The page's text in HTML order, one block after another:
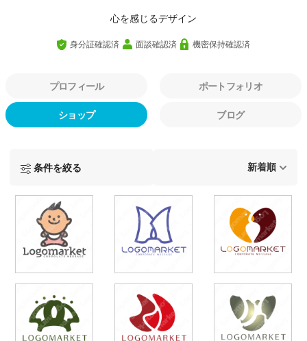
心を感じるデザイン
身分証確認済 面談確認済 機密保持確認済
プロフィール ポートフォリオ
ショップ ブログ
条件を絞る